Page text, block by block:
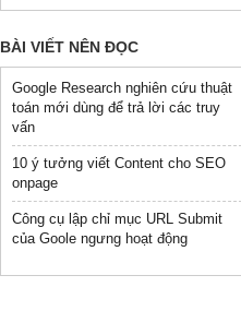
BÀI VIẾT NÊN ĐỌC
Google Research nghiên cứu thuật
toán mới dùng để trả lời các truy
vấn
10 ý tưởng viết Content cho SEO
onpage
Công cụ lập chỉ mục URL Submit
của Goole ngưng hoạt động